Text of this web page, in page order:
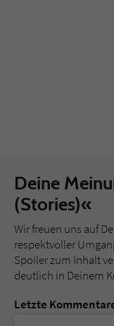
Deine
(Stories)«
Wir freuen uns auf
respektvoller
Spoiler zum Inhalt
deutlich in Deinem
Letzte